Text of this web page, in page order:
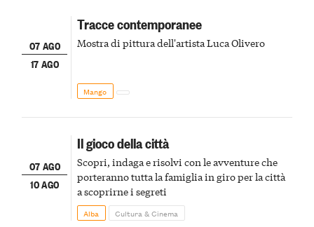
07 AGO
17 AGO
Tracce contemporanee
Mostra di pittura dell'artista Luca Olivero
Mango
07 AGO
10 AGO
Il gioco della città
Scopri, indaga e risolvi con le avventure che
porteranno tutta la famiglia in giro per la città
a scoprirne i segreti
Alba Cultura & Cinema